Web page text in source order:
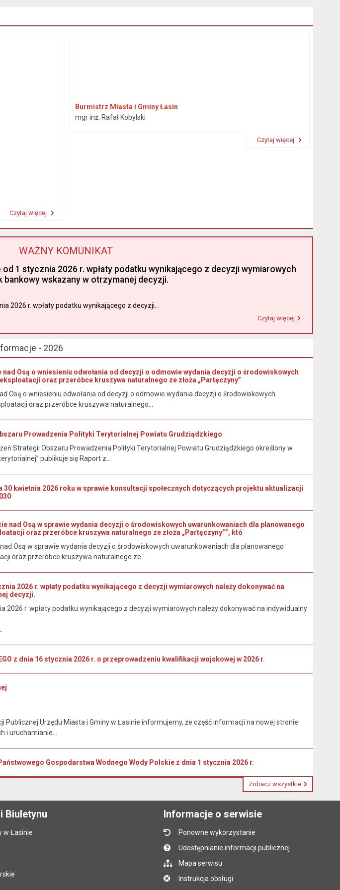
Czytaj więcej
Burmistrz Miasta i Gminy Łasin
mgr inż. Rafał Kobylski
Czytaj więcej
WAŻNY KOMUNIKAT
1 stycznia 2026 r. wpłaty podatku wynikającego z decyzji wymiarowych
bankowy wskazany w otrzymanej decyzji.
2026 r. wpłaty podatku wynikającego z decyzji...
Czytaj więcej
- 2026
nad Osą o wniesieniu odwołania od decyzji o odmowie wydania decyzji o środowiskowych
oraz przeróbce kruszywa naturalnego ze złoża „Partęczyny”
Osą o wniesieniu odwołania od decyzji o odmowie wydania decyzji o środowiskowych
oraz przeróbce kruszywa naturalnego...
Prowadzenia Polityki Terytorialnej Powiatu Grudziądzkiego
Strategii Obszaru Prowadzenia Polityki Terytorialnej Powiatu Grudziądzkiego określony w
publikuje się Raport z...
kwietnia 2026 roku w sprawie konsultacji społecznych dotyczących projektu aktualizacji
nad Osą w sprawie wydania decyzji o środowiskowych uwarunkowaniach dla planowanego
oraz przeróbce kruszywa naturalnego ze złoża „Partęczyny””, któ
nad Osą w sprawie wydania decyzji o środowiskowych uwarunkowaniach dla planowanego
oraz przeróbce kruszywa naturalnego ze...
2026 r. wpłaty podatku wynikającego z decyzji wymiarowych należy dokonywać na
decyzji.
2026 r. wpłaty podatku wynikającego z decyzji wymiarowych należy dokonywać na indywidualny
z dnia 16 stycznia 2026 r. o przeprowadzeniu kwalifikacji wojskowej w 2026 r.
Urzędu Miasta i Gminy w Łasinie informujemy, że część informacji na nowej stronie
i uruchamianie...
Gospodarstwa Wodnego Wody Polskie z dnia 1 stycznia 2026 r.
Zobacz wszystkie
Biuletynu
w Łasinie
Informacje o serwisie
Ponowne wykorzystanie
Udostępnianie informacji publicznej
Mapa serwisu
Instrukcja obsługi